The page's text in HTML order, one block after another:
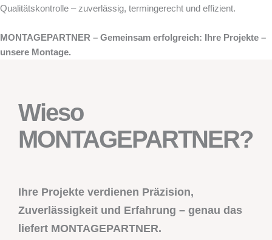
Qualitätskontrolle – zuverlässig, termingerecht und effizient.
MONTAGEPARTNER – Gemeinsam erfolgreich: Ihre Projekte –
unsere Montage.
Wieso
MONTAGEPARTNER?
Ihre Projekte verdienen Präzision,
Zuverlässigkeit und Erfahrung – genau das
liefert MONTAGEPARTNER.